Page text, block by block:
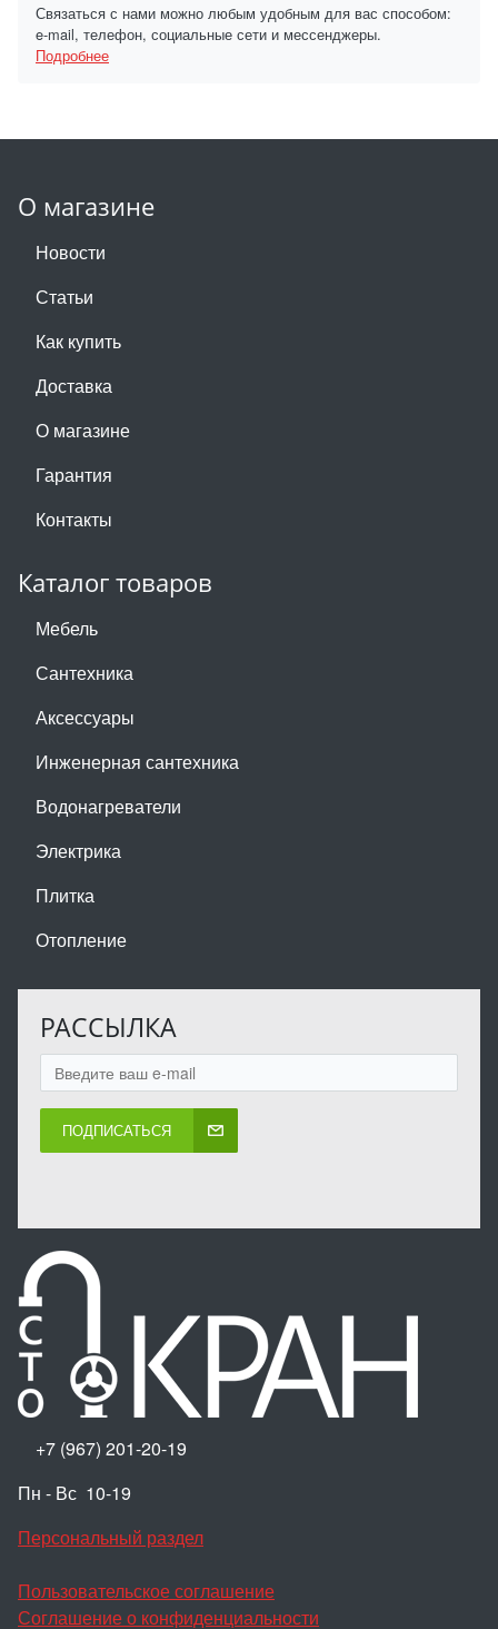
Связаться с нами можно любым удобным для вас способом:
e-mail, телефон, социальные сети и мессенджеры.
Подробнее
О магазине
Новости
Статьи
Как купить
Доставка
О магазине
Гарантия
Контакты
Каталог товаров
Мебель
Сантехника
Аксессуары
Инженерная сантехника
Водонагреватели
Электрика
Плитка
Отопление
РАССЫЛКА
ПОДПИСАТЬСЯ
+7 (967) 201-20-19
Пн - Вс 10-19
Персональный раздел
Пользовательское соглашение
Соглашение о конфиденциальности